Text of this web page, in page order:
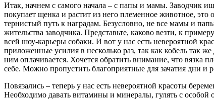
Итак, начнем с самого начала – с папы и мамы. Заводчик
покупает щенка и растит из него племенное животное,
тернистый путь к наградам. Безусловно, не все мамы и
жительства заводчика. Представьте, каково везти, к
всей шоу-карьеры собаки. И вот у нас есть невероятной
приложенные усилия в несколько раз, так как кобель так
ним оплачивается. Хочется обратить внимание, что вязка
себе. Можно пропустить благоприятные для зачатия дни и
Повязались – теперь у нас есть невероятной красоты
Необходимо давать витамины и минералы, гулять с